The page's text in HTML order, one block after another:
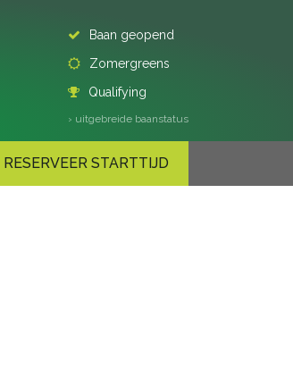
Baan geopend
Zomergreens
Qualifying
› uitgebreide baanstatus
RESERVEER STARTTIJD